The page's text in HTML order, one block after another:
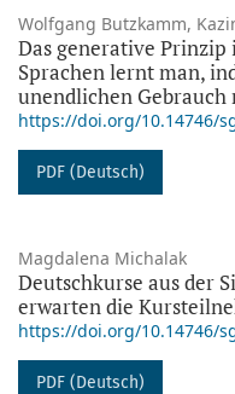
Wolfgang Butzkamm,
Das generative
Sprachen lernt man,
unendlichen Gebrauch
https://doi.org/10.14746/
PDF (Deutsch)
Magdalena Michalak
Deutschkurse aus der
erwarten die
https://doi.org/10.14746/
PDF (Deutsch)